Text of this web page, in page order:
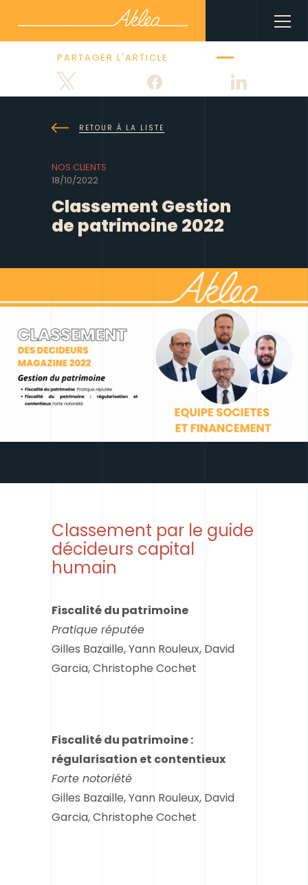
RETOUR À LA LISTE
NOS CLIENTS
18/10/2022
Classement Gestion
de patrimoine 2022
PARTAGER L'ARTICLE
Partagez Partagez
Classement par le guide
décideurs capital
humain
Fiscalité du patrimoine
Pratique réputée
Gilles Bazaille, Yann Rouleux, David
Garcia, Christophe Cochet
Fiscalité du patrimoine :
régularisation et contentieux
Forte notoriété
Gilles Bazaille, Yann Rouleux, David
Garcia, Christophe Cochet